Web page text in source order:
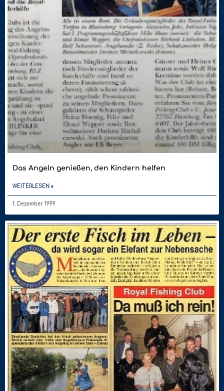
Das Angeln genießen, den Kindern helfen
WEITERLESEN »
1. Dezember 1999